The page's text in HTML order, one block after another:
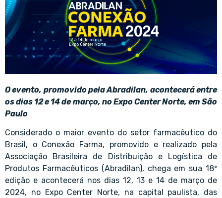
O evento, promovido pela Abradilan, acontecerá entre
os dias 12 e 14 de março, no Expo Center Norte, em São
Paulo
Considerado o maior evento do setor farmacêutico do
Brasil, o Conexão Farma, promovido e realizado pela
Associação Brasileira de Distribuição e Logística de
Produtos Farmacêuticos (Abradilan), chega em sua 18ª
edição e acontecerá nos dias 12, 13 e 14 de março de
2024, no Expo Center Norte, na capital paulista, das